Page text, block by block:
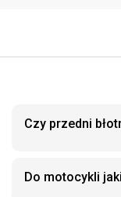
Czy przedni
Do motocykli